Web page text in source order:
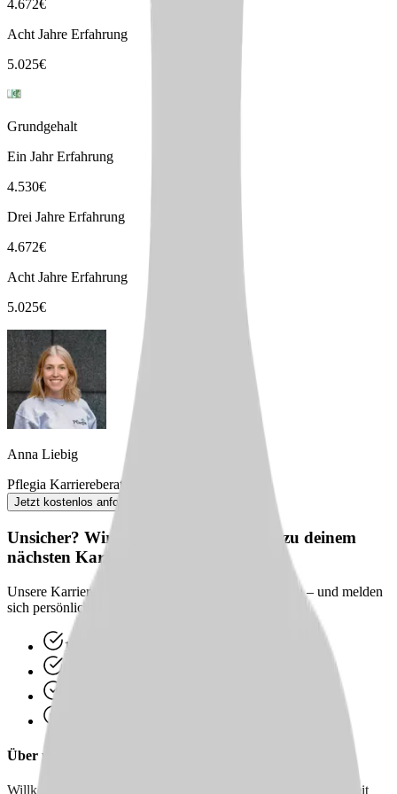
4.672€
Acht Jahre Erfahrung
5.025€
Grundgehalt
Ein Jahr Erfahrung
4.530€
Drei Jahre Erfahrung
4.672€
Acht Jahre Erfahrung
5.025€
Anna Liebig
Pflegia Karriereberaterin
Jetzt kostenlos anfordern
Unsicher? Wir beraten dich kostenlos zu deinem
nächsten Karriereschritt
Unsere Karriereberater finden passende Jobs für dich – und melden
sich persönlich bei dir zurück.
100 % kostenlos & unverbindlich
Über uns
Willkommen beim Ambulanten Pflegedienst Barsinghausen! Seit